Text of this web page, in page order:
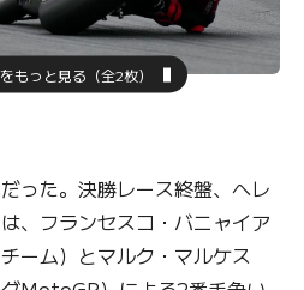
もっと見る（全2枚）
った。決勝レース終盤、ヘレ
、フランセスコ・バニャイア
ーム）とマルク・マルケス